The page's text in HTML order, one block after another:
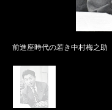
前進座時代の若き中村梅之助